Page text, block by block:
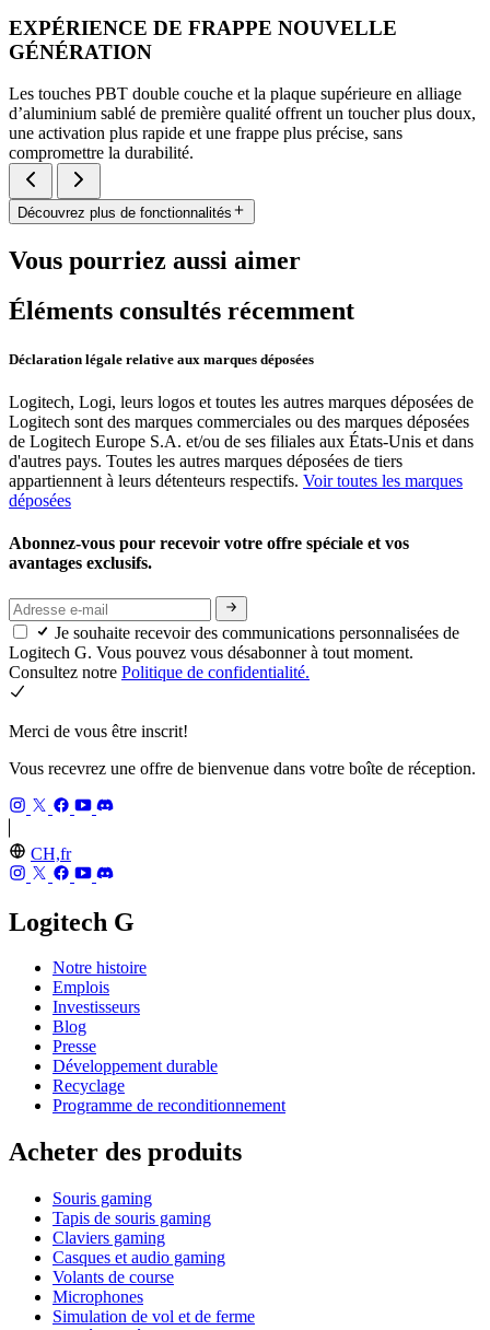
EXPÉRIENCE DE FRAPPE NOUVELLE
GÉNÉRATION
Les touches PBT double couche et la plaque supérieure en alliage
d’aluminium sablé de première qualité offrent un toucher plus doux,
une activation plus rapide et une frappe plus précise, sans
compromettre la durabilité.
Découvrez plus de fonctionnalités
Vous pourriez aussi aimer
Éléments consultés récemment
Déclaration légale relative aux marques déposées
Logitech, Logi, leurs logos et toutes les autres marques déposées de
Logitech sont des marques commerciales ou des marques déposées
de Logitech Europe S.A. et/ou de ses filiales aux États-Unis et dans
d'autres pays. Toutes les autres marques déposées de tiers
appartiennent à leurs détenteurs respectifs. Voir toutes les marques
déposées
Abonnez-vous pour recevoir votre offre spéciale et vos
avantages exclusifs.
Je souhaite recevoir des communications personnalisées de
Logitech G. Vous pouvez vous désabonner à tout moment.
Consultez notre Politique de confidentialité.
Merci de vous être inscrit!
Vous recevrez une offre de bienvenue dans votre boîte de réception.
CH,fr
Logitech G
Notre histoire
Emplois
Investisseurs
Blog
Presse
Développement durable
Recyclage
Programme de reconditionnement
Acheter des produits
Souris gaming
Tapis de souris gaming
Claviers gaming
Casques et audio gaming
Volants de course
Microphones
Simulation de vol et de ferme